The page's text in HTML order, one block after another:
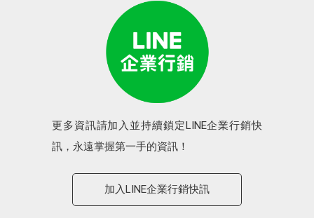
更多資訊請加入並持續鎖定LINE企業行銷快
訊，永遠掌握第一手的資訊！
加入LINE企業行銷快訊